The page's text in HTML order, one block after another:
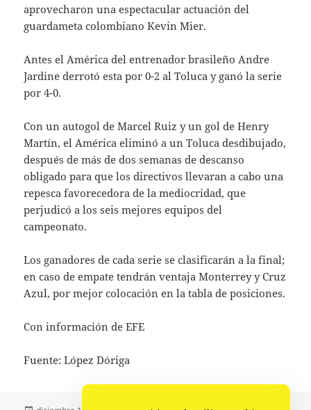
aprovecharon una espectacular actuación del
guardameta colombiano Kevin Mier.
Antes el América del entrenador brasileño Andre
Jardine derrotó esta por 0-2 al Toluca y ganó la serie
por 4-0.
Con un autogol de Marcel Ruiz y un gol de Henry
Martín, el América eliminó a un Toluca desdibujado,
después de más de dos semanas de descanso
obligado para que los directivos llevaran a cabo una
repesca favorecedora de la mediocridad, que
perjudicó a los seis mejores equipos del
campeonato.
Los ganadores de cada serie se clasificarán a la final;
en caso de empate tendrán ventaja Monterrey y Cruz
Azul, por mejor colocación en la tabla de posiciones.
Con información de EFE
Fuente: López Dóriga